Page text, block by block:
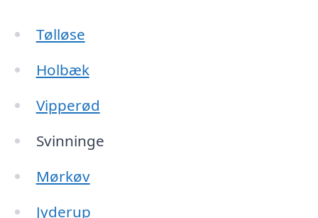
Tølløse
Holbæk
Vipperød
Svinninge
Mørkøv
Jyderup